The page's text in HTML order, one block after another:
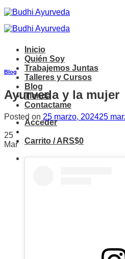
Saltar
al
contenido
Inicio
Quién Soy
Trabajemos Juntas
Talleres y Cursos
Blog
Tienda
Contactame
Acceder
Carrito /ARS$0
Blog
Ayurveda y la mujer
Posted on 25 marzo, 202425
25
Mar